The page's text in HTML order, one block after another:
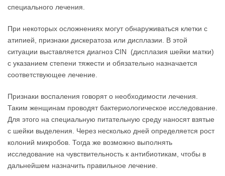
специального лечения.
При некоторых осложнениях могут обнаруживаться клетки с
атипией, признаки дискератоза или дисплазии. В этой
ситуации выставляется диагноз CIN (дисплазия шейки матки)
с указанием степени тяжести и обязательно назначается
соответствующее лечение.
Признаки воспаления говорят о необходимости лечения.
Таким женщинам проводят бактериологическое исследование.
Для этого на специальную питательную среду наносят взятые
с шейки выделения. Через несколько дней определяется рост
колоний микробов. Тогда же возможно выполнять
исследование на чувствительность к антибиотикам, чтобы в
дальнейшем назначить правильное лечение.